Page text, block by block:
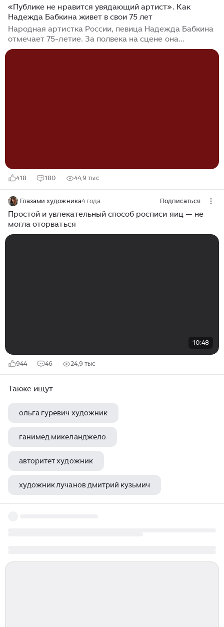
«Публике не нравится увядающий артист». Как
Надежда Бабкина живет в свои 75 лет
Народная артистка России, певица Надежда Бабкина
отмечает 75-летие. За полвека на сцене она
завоевала любовь миллионов и стала главным
418 180 44,9 тыс
Глазами художника4 года Подписаться
Простой и увлекательный способ росписи яиц — не
могла оторваться
10:48
944 46 24,9 тыс
Также ищут
ольга гуревич художник
ганимед микеланджело
авторитет художник
художник лучанов дмитрий кузьмич